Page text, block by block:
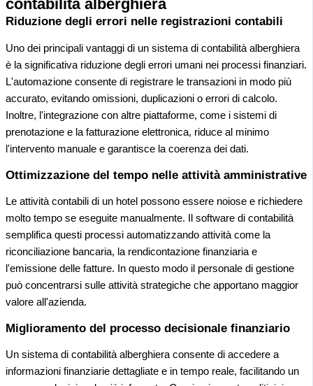
contabilità alberghiera
Riduzione degli errori nelle registrazioni contabili
Uno dei principali vantaggi di un sistema di contabilità alberghiera
è la significativa riduzione degli errori umani nei processi finanziari.
L'automazione consente di registrare le transazioni in modo più
accurato, evitando omissioni, duplicazioni o errori di calcolo.
Inoltre, l'integrazione con altre piattaforme, come i sistemi di
prenotazione e la fatturazione elettronica, riduce al minimo
l'intervento manuale e garantisce la coerenza dei dati.
Ottimizzazione del tempo nelle attività amministrative
Le attività contabili di un hotel possono essere noiose e richiedere
molto tempo se eseguite manualmente. Il software di contabilità
semplifica questi processi automatizzando attività come la
riconciliazione bancaria, la rendicontazione finanziaria e
l'emissione delle fatture. In questo modo il personale di gestione
può concentrarsi sulle attività strategiche che apportano maggior
valore all'azienda.
Miglioramento del processo decisionale finanziario
Un sistema di contabilità alberghiera consente di accedere a
informazioni finanziarie dettagliate e in tempo reale, facilitando un